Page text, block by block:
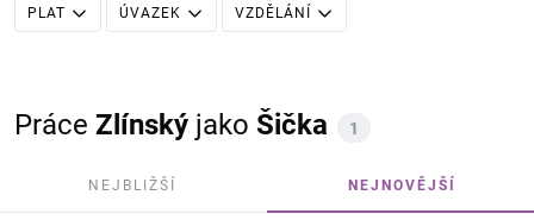
PLAT ÚVAZEK VZDĚLÁNÍ
Práce Zlínský jako Šička 1
NEJBLIŽŠÍ NEJNOVĚJŠÍ